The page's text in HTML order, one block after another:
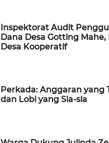
Inspektorat Audit
Dana Desa Gotting Mahe,
Desa Kooperatif
Perkada: Anggaran yang
dan Lobi yang Sia-sia